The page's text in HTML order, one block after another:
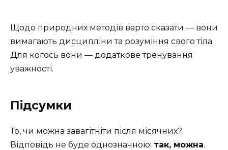
Щодо природних методів варто сказати — вони
вимагають дисципліни та розуміння свого тіла.
Для когось вони — додаткове тренування
уважності.
Підсумки
То, чи можна завагітніти після місячних?
Відповідь не буде однозначною: так, можна.